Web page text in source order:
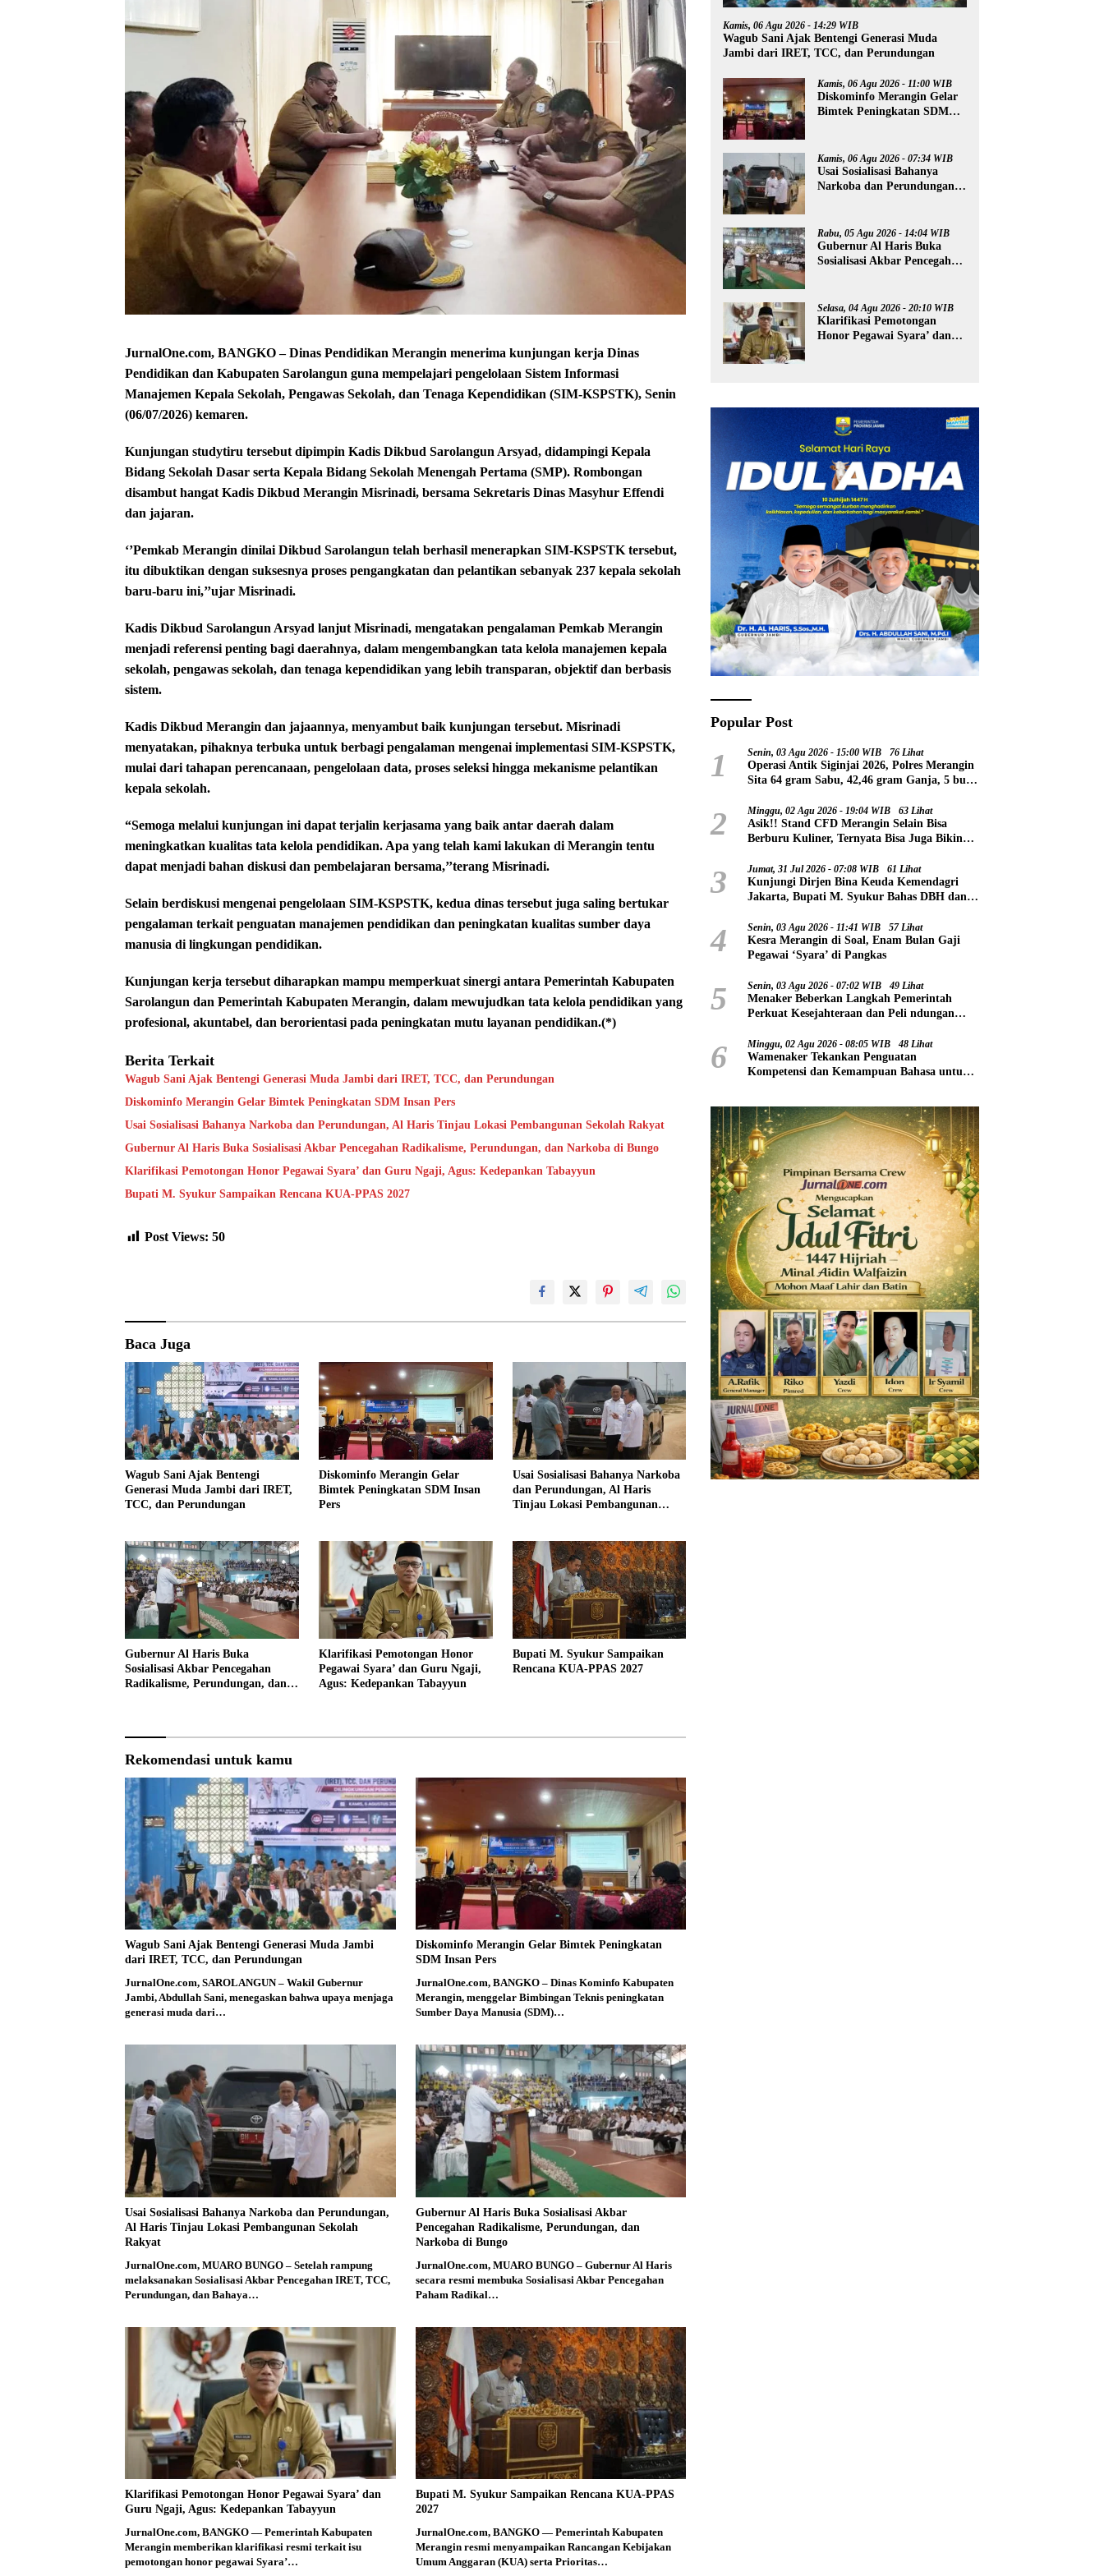
JurnalOne.com, BANGKO – Dinas Pendidikan Merangin menerima kunjungan kerja Dinas
Pendidikan dan Kabupaten Sarolangun guna mempelajari pengelolaan Sistem Informasi
Manajemen Kepala Sekolah, Pengawas Sekolah, dan Tenaga Kependidikan (SIM-KSPSTK), Senin
(06/07/2026) kemaren.
Kunjungan studytiru tersebut dipimpin Kadis Dikbud Sarolangun Arsyad, didampingi Kepala
Bidang Sekolah Dasar serta Kepala Bidang Sekolah Menengah Pertama (SMP). Rombongan
disambut hangat Kadis Dikbud Merangin Misrinadi, bersama Sekretaris Dinas Masyhur Effendi
dan jajaran.
‘’Pemkab Merangin dinilai Dikbud Sarolangun telah berhasil menerapkan SIM-KSPSTK tersebut,
itu dibuktikan dengan suksesnya proses pengangkatan dan pelantikan sebanyak 237 kepala sekolah
baru-baru ini,’’ujar Misrinadi.
Kadis Dikbud Sarolangun Arsyad lanjut Misrinadi, mengatakan pengalaman Pemkab Merangin
menjadi referensi penting bagi daerahnya, dalam mengembangkan tata kelola manajemen kepala
sekolah, pengawas sekolah, dan tenaga kependidikan yang lebih transparan, objektif dan berbasis
sistem.
Kadis Dikbud Merangin dan jajaannya, menyambut baik kunjungan tersebut. Misrinadi
menyatakan, pihaknya terbuka untuk berbagi pengalaman mengenai implementasi SIM-KSPSTK,
mulai dari tahapan perencanaan, pengelolaan data, proses seleksi hingga mekanisme pelantikan
kepala sekolah.
“Semoga melalui kunjungan ini dapat terjalin kerjasama yang baik antar daerah dalam
meningkatkan kualitas tata kelola pendidikan. Apa yang telah kami lakukan di Merangin tentu
dapat menjadi bahan diskusi dan pembelajaran bersama,’’terang Misrinadi.
Selain berdiskusi mengenai pengelolaan SIM-KSPSTK, kedua dinas tersebut juga saling bertukar
pengalaman terkait penguatan manajemen pendidikan dan peningkatan kualitas sumber daya
manusia di lingkungan pendidikan.
Kunjungan kerja tersebut diharapkan mampu memperkuat sinergi antara Pemerintah Kabupaten
Sarolangun dan Pemerintah Kabupaten Merangin, dalam mewujudkan tata kelola pendidikan yang
profesional, akuntabel, dan berorientasi pada peningkatan mutu layanan pendidikan.(*)
Berita Terkait
Wagub Sani Ajak Bentengi Generasi Muda Jambi dari IRET, TCC, dan Perundungan
Diskominfo Merangin Gelar Bimtek Peningkatan SDM Insan Pers
Usai Sosialisasi Bahanya Narkoba dan Perundungan, Al Haris Tinjau Lokasi Pembangunan Sekolah Rakyat
Gubernur Al Haris Buka Sosialisasi Akbar Pencegahan Radikalisme, Perundungan, dan Narkoba di Bungo
Klarifikasi Pemotongan Honor Pegawai Syara’ dan Guru Ngaji, Agus: Kedepankan Tabayyun
Bupati M. Syukur Sampaikan Rencana KUA-PPAS 2027
Post Views: 50
Baca Juga
Wagub Sani Ajak Bentengi
Generasi Muda Jambi dari IRET,
TCC, dan Perundungan
Diskominfo Merangin Gelar
Bimtek Peningkatan SDM Insan
Pers
Usai Sosialisasi Bahanya Narkoba
dan Perundungan, Al Haris
Tinjau Lokasi Pembangunan
Gubernur Al Haris Buka
Sosialisasi Akbar Pencegahan
Radikalisme, Perundungan, dan
Klarifikasi Pemotongan Honor
Pegawai Syara’ dan Guru Ngaji,
Agus: Kedepankan Tabayyun
Bupati M. Syukur Sampaikan
Rencana KUA-PPAS 2027
Rekomendasi untuk kamu
Wagub Sani Ajak Bentengi Generasi Muda Jambi
dari IRET, TCC, dan Perundungan
JurnalOne.com, SAROLANGUN – Wakil Gubernur
Jambi, Abdullah Sani, menegaskan bahwa upaya menjaga
generasi muda dari…
Diskominfo Merangin Gelar Bimtek Peningkatan
SDM Insan Pers
JurnalOne.com, BANGKO – Dinas Kominfo Kabupaten
Merangin, menggelar Bimbingan Teknis peningkatan
Sumber Daya Manusia (SDM)…
Usai Sosialisasi Bahanya Narkoba dan Perundungan,
Al Haris Tinjau Lokasi Pembangunan Sekolah
Rakyat
JurnalOne.com, MUARO BUNGO – Setelah rampung
melaksanakan Sosialisasi Akbar Pencegahan IRET, TCC,
Perundungan, dan Bahaya…
Gubernur Al Haris Buka Sosialisasi Akbar
Pencegahan Radikalisme, Perundungan, dan
Narkoba di Bungo
JurnalOne.com, MUARO BUNGO – Gubernur Al Haris
secara resmi membuka Sosialisasi Akbar Pencegahan
Paham Radikal…
Klarifikasi Pemotongan Honor Pegawai Syara’ dan
Guru Ngaji, Agus: Kedepankan Tabayyun
JurnalOne.com, BANGKO — Pemerintah Kabupaten
Merangin memberikan klarifikasi resmi terkait isu
pemotongan honor pegawai Syara’…
Bupati M. Syukur Sampaikan Rencana KUA-PPAS
2027
JurnalOne.com, BANGKO — Pemerintah Kabupaten
Merangin resmi menyampaikan Rancangan Kebijakan
Umum Anggaran (KUA) serta Prioritas…
Kamis, 06 Agu 2026 - 14:29 WIB
Wagub Sani Ajak Bentengi Generasi Muda
Jambi dari IRET, TCC, dan Perundungan
Kamis, 06 Agu 2026 - 11:00 WIB
Diskominfo Merangin Gelar
Bimtek Peningkatan SDM
Kamis, 06 Agu 2026 - 07:34 WIB
Usai Sosialisasi Bahanya
Narkoba dan Perundungan,
Rakyat
Rabu, 05 Agu 2026 - 14:04 WIB
Gubernur Al Haris Buka
Sosialisasi Akbar Pencegahan
Selasa, 04 Agu 2026 - 20:10 WIB
Klarifikasi Pemotongan
Honor Pegawai Syara’ dan
Popular Post
1 Senin, 03 Agu 2026 - 15:00 WIB 76 Lihat
Operasi Antik Siginjai 2026, Polres Merangin
Sita 64 gram Sabu, 42,46 gram Ganja, 5 butir
2 Minggu, 02 Agu 2026 - 19:04 WIB 63 Lihat
Asik!! Stand CFD Merangin Selain Bisa
Berburu Kuliner, Ternyata Bisa Juga Bikin
3 Jumat, 31 Jul 2026 - 07:08 WIB 61 Lihat
Kunjungi Dirjen Bina Keuda Kemendagri
Jakarta, Bupati M. Syukur Bahas DBH dan
4 Senin, 03 Agu 2026 - 11:41 WIB 57 Lihat
Kesra Merangin di Soal, Enam Bulan Gaji
Pegawai ‘Syara’ di Pangkas
5 Senin, 03 Agu 2026 - 07:02 WIB 49 Lihat
Menaker Beberkan Langkah Pemerintah
Perkuat Kesejahteraan dan Peli ndungan
6 Minggu, 02 Agu 2026 - 08:05 WIB 48 Lihat
Wamenaker Tekankan Penguatan
Kompetensi dan Kemampuan Bahasa untuk